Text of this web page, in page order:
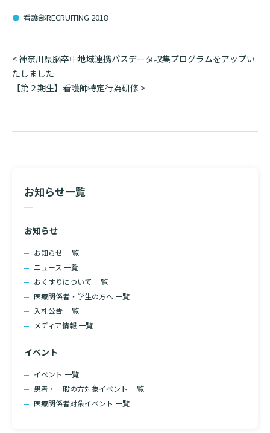
看護部RECRUITING 2018
投
稿
ナ
ー
<神奈川県脳卒中地域連携パスデータ収集プログラムをアップい
たしました
【第２期生】看護師特定行為研修 >
お知らせ一覧
お知らせ
お知らせ 一覧
ニュース 一覧
おくすりについて 一覧
医療関係者・学生の方へ 一覧
入札公告 一覧
メディア情報 一覧
イベント
イベント 一覧
患者・一般の方対象イベント 一覧
医療関係者対象イベント 一覧